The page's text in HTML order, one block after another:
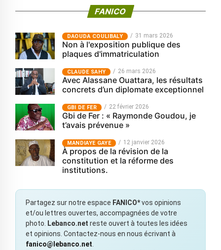
FANICO
‎DAOUDA COULIBALY 31 mars 2026
Non à l'exposition publique des
plaques d'immatriculation
CLAUDE SAHY 26 mars 2026
Avec Alassane Ouattara, les résultats
concrets d’un diplomate exceptionnel
GBI DE FER 22 février 2026
Gbi de Fer : « Raymonde Goudou, je
t’avais prévenue »
MANDIAYE GAYE 12 janvier 2026
À propos de la révision de la
constitution et la réforme des
institutions.
Partagez sur notre espace FANICO*vos opinions
et/ou lettres ouvertes, accompagnées de votre
photo.
Lebanco.net reste ouvert à toutes les idées
et opinions. Contactez-nous en nous écrivant à
fanico@lebanco.net